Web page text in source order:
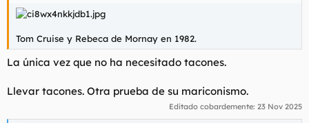
Tom Cruise y Rebeca de Mornay en 1982.
La única vez que no ha necesitado tacones.
Llevar tacones. Otra prueba de su mariconismo.
Editado cobardemente: 23 Nov 2025